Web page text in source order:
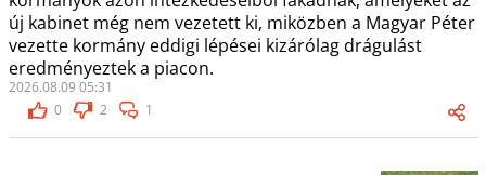
új kabinet még nem vezetett ki, miközben a Magyar Péter
vezette kormány eddigi lépései kizárólag drágulást
eredményeztek a piacon.
2026.08.09 05:31
0
2 1